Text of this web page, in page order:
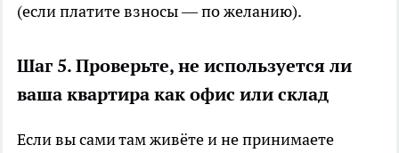
(если платите взносы — по желанию).
Шаг 5. Проверьте, не используется ли
ваша квартира как офис или склад
Если вы сами там живёте и не принимаете